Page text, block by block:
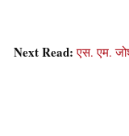
Next Read:एस. एम.